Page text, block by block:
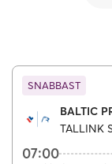
SNABBAST
BALTIC
TALLINK
07:00